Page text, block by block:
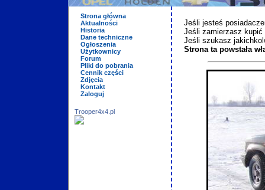
Strona główna
Aktualności
Historia
Dane techniczne
Ogłoszenia
Użytkownicy
Forum
Pliki do pobrania
Cennik części
Zdjęcia
Kontakt
Zaloguj
Trooper4x4.pl
Jeśli jesteś
Jeśli zamierzasz kupić
Jeśli szukasz
Strona ta powstała